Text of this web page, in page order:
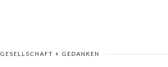
GESELLSCHAFT + GEDANKEN